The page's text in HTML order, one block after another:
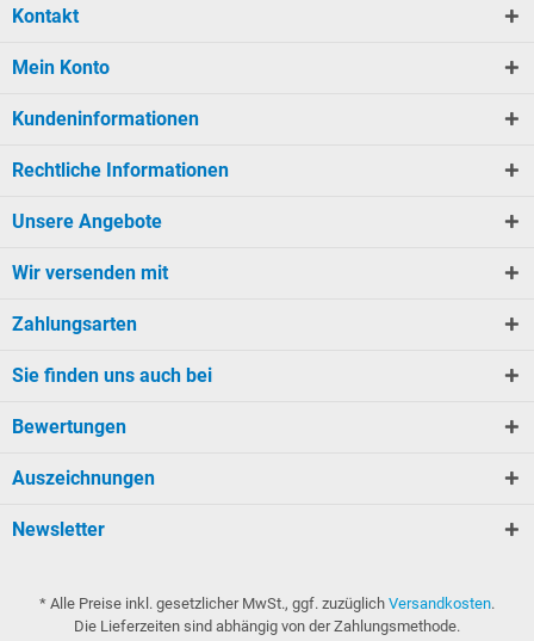
Kontakt
Mein Konto
Kundeninformationen
Rechtliche Informationen
Unsere Angebote
Wir versenden mit
Zahlungsarten
Sie finden uns auch bei
Bewertungen
Auszeichnungen
Newsletter
* Alle Preise inkl. gesetzlicher MwSt., ggf. zuzüglich Versandkosten.
Die Lieferzeiten sind abhängig von der Zahlungsmethode.